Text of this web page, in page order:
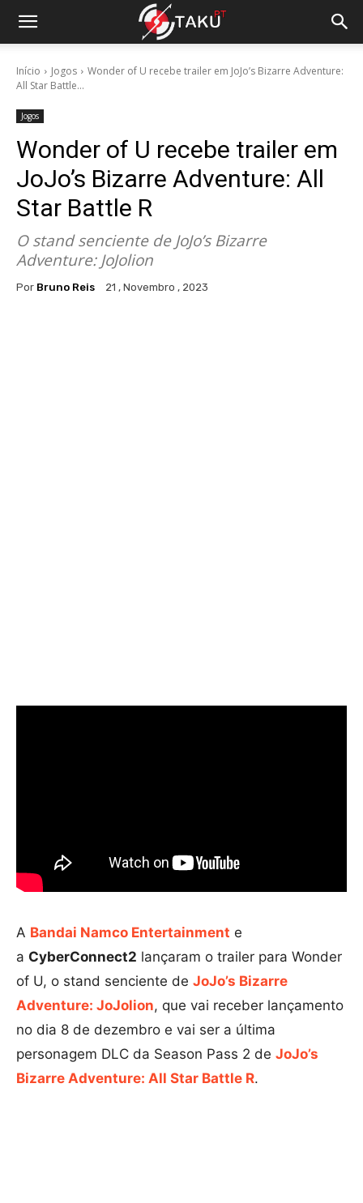
Início Jogos
Wonder of U recebe trailer em JoJo’s Bizarre Adventure:
All Star Battle...
Jogos
Wonder of U recebe trailer em
JoJo’s Bizarre Adventure: All
Star Battle R
O stand senciente de JoJo’s Bizarre
Adventure: JoJolion
Por Bruno Reis 21 , Novembro , 2023
A Bandai Namco Entertainment e
a CyberConnect2 lançaram o trailer para Wonder
of U, o stand senciente de JoJo’s Bizarre
Adventure: JoJolion, que vai receber lançamento
no dia 8 de dezembro e vai ser a última
personagem DLC da Season Pass 2 de JoJo’s
Bizarre Adventure: All Star Battle R.